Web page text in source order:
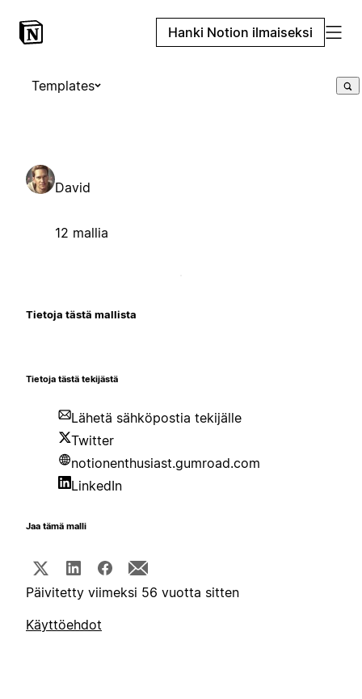
Hanki Notion ilmaiseksi
Templates
David
12 mallia
Tietoja tästä mallista
Tietoja tästä tekijästä
Lähetä sähköpostia tekijälle
Twitter
notionenthusiast.gumroad.com
LinkedIn
Jaa tämä malli
Päivitetty viimeksi 56 vuotta sitten
Käyttöehdot